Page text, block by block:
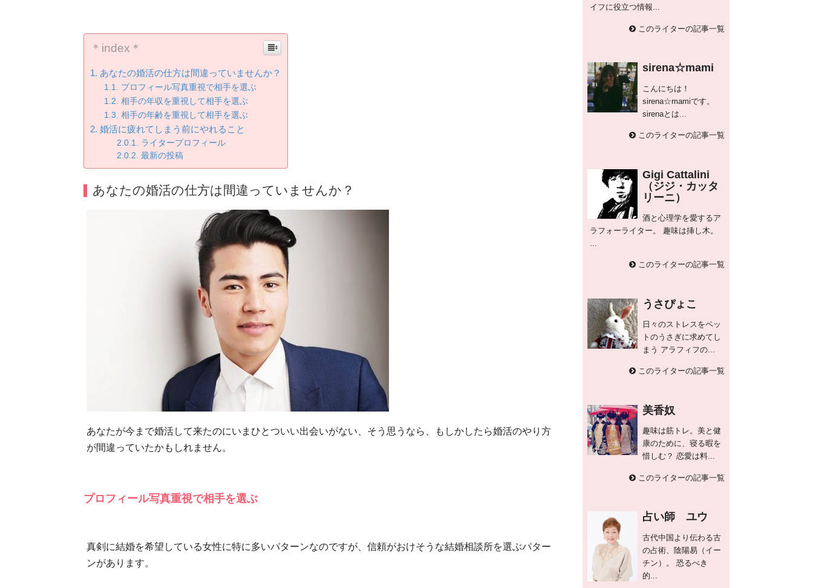
＊index＊
あなたの婚活の仕方は間違っていませんか？
プロフィール写真重視で相手を選ぶ
相手の年収を重視して相手を選ぶ
相手の年齢を重視して相手を選ぶ
婚活に疲れてしまう前にやれること
ライタープロフィール
最新の投稿
あなたの婚活の仕方は間違っていませんか？
あなたが今まで婚活して来たのにいまひとついい出会いがない、そう思うなら、もしかしたら婚活のやり方
が間違っていたかもしれません。
プロフィール写真重視で相手を選ぶ
真剣に結婚を希望している女性に特に多いパターンなのですが、信頼がおけそうな結婚相談所を選ぶパター
ンがあります。
イフに役立つ情報...
このライターの記事一覧
sirena☆mami
こんにちは！
sirena☆mamiです。
sirenaとは...
このライターの記事一覧
Gigi Cattalini
（ジジ・カッタ
リーニ）
酒と心理学を愛するア
ラフォーライター。 趣味は挿し木。
...
このライターの記事一覧
うさぴょこ
日々のストレスをペッ
トのうさぎに求めてし
まう アラフィフの...
このライターの記事一覧
美香奴
趣味は筋トレ。美と健
康のために、寝る暇を
惜しむ？ 恋愛は料...
このライターの記事一覧
占い師 ユウ
古代中国より伝わる古
の占術、陰陽易（イー
チン）。 恐るべき
的...